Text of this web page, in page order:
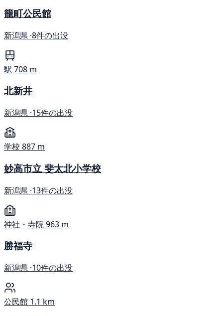
籠町公民館
新潟県 ·8件の出没
駅 708 m
北新井
新潟県 ·15件の出没
学校 887 m
妙高市立 斐太北小学校
新潟県 ·13件の出没
神社・寺院963 m
勝福寺
新潟県 ·10件の出没
公民館 1.1 km